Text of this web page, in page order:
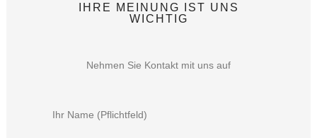
KONTAKT
IHRE MEINUNG IST UNS
WICHTIG
Nehmen Sie Kontakt mit uns auf
Ihr Name (Pflichtfeld)